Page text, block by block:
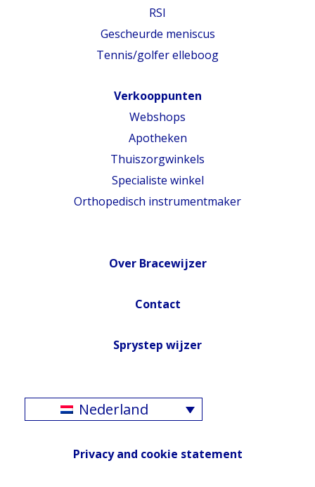
RSI
Gescheurde meniscus
Tennis/golfer elleboog
Verkooppunten
Webshops
Apotheken
Thuiszorgwinkels
Specialiste winkel
Orthopedisch instrumentmaker
Over Bracewijzer
Contact
Sprystep wijzer
Nederland
Privacy and cookie statement